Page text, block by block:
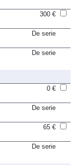
300 €
De serie
De serie
0 €
De serie
65 €
De serie